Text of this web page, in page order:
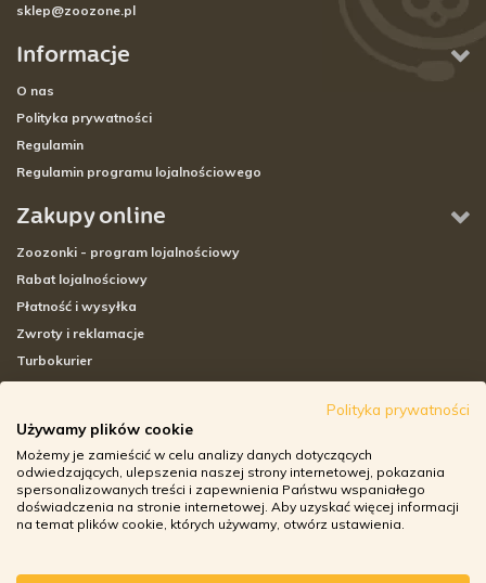
Informacje
O nas
Polityka prywatności
Regulamin
Regulamin programu lojalnościowego
Zakupy online
Zoozonki - program lojalnościowy
Rabat lojalnościowy
Płatność i wysyłka
Zwroty i reklamacje
Turbokurier
Adresy sklepów stacjonarnych
Godziny otwarcia sklepów
Aplikacja zoozone.pl
Zwroty i reklamacje
sklep@zoozone.pl
Polityka prywatności
Używamy plików cookie
Możemy je zamieścić w celu analizy danych dotyczących
odwiedzających, ulepszenia naszej strony internetowej, pokazania
spersonalizowanych treści i zapewnienia Państwu wspaniałego
doświadczenia na stronie internetowej. Aby uzyskać więcej informacji
na temat plików cookie, których używamy, otwórz ustawienia.